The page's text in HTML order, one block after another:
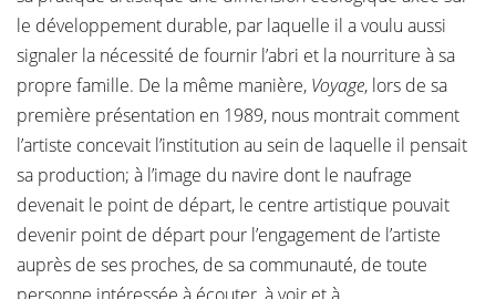
le développement durable, par laquelle il a voulu aussi
signaler la nécessité de fournir l’abri et la nourriture à sa
propre famille. De la même manière, Voyage, lors de sa
première présentation en 1989, nous montrait comment
l’artiste concevait l’institution au sein de laquelle il pensait
sa production; à l’image du navire dont le naufrage
devenait le point de départ, le centre artistique pouvait
devenir point de départ pour l’engagement de l’artiste
auprès de ses proches, de sa communauté, de toute